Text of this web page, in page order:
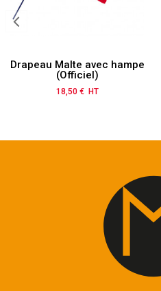
Drapeau Malte avec hampe
(Officiel)
Prix
18,50 € HT